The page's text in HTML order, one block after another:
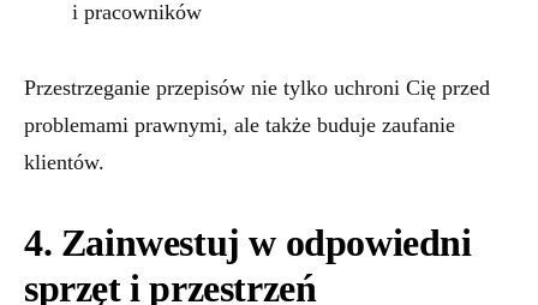
i pracowników
Przestrzeganie przepisów nie tylko uchroni Cię przed
problemami prawnymi, ale także buduje zaufanie
klientów.
4. Zainwestuj w odpowiedni
sprzęt i przestrzeń